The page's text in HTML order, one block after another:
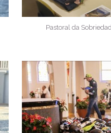
Pastoral da